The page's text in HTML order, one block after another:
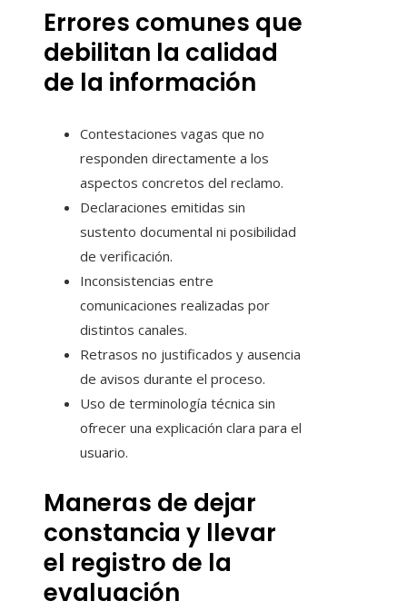
Errores comunes que
debilitan la calidad
de la información
Contestaciones vagas que no
responden directamente a los
aspectos concretos del reclamo.
Declaraciones emitidas sin
sustento documental ni posibilidad
de verificación.
Inconsistencias entre
comunicaciones realizadas por
distintos canales.
Retrasos no justificados y ausencia
de avisos durante el proceso.
Uso de terminología técnica sin
ofrecer una explicación clara para el
usuario.
Maneras de dejar
constancia y llevar
el registro de la
evaluación